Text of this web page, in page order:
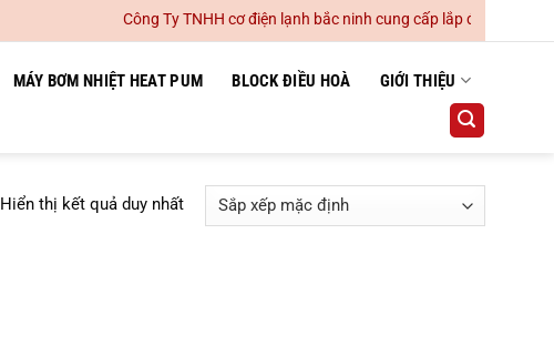
Công Ty TNHH cơ điện lạnh bắc ninh cung cấp lắp đặt hệ thống
MÁY BƠM NHIỆT HEAT PUM BLOCK ĐIỀU HOÀ GIỚI THIỆU
Hiển thị kết quả duy nhất